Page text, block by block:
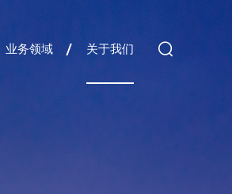
业务领域 关于我们